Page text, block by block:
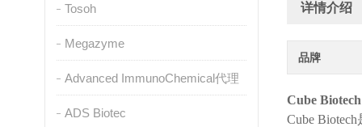
Tosoh
Megazyme
Advanced ImmunoChemical代理
ADS Biotec
详情介绍
品牌
Cube
Cube